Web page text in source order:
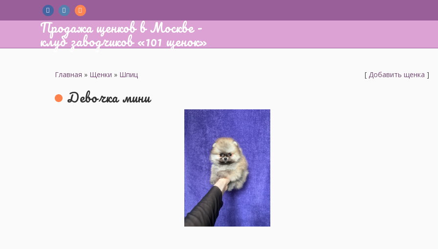
Продажа щенков в Москве -
клуб заводчиков «101 щенок»
Главная » Щенки » Шпиц [Добавить щенка ]
Девочка мини